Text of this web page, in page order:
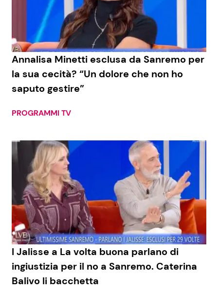
Annalisa Minetti esclusa da Sanremo per
la sua cecità? “Un dolore che non ho
saputo gestire”
PROGRAMMI TV
I Jalisse a La volta buona parlano di
ingiustizia per il no a Sanremo. Caterina
Balivo li bacchetta